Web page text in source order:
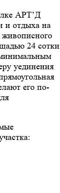
АРТ’Д
и отдыха на
живописного
24 сотки
уединения
его по-